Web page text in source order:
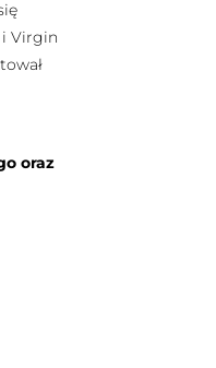
i Virgin
oraz